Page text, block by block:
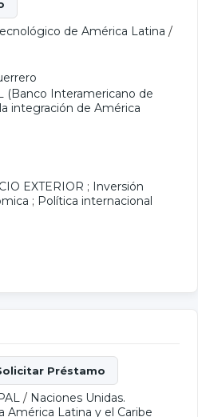
de América Latina /
(Banco Interamericano de
integración de América
EXTERIOR ; Inversión
; Política internacional
/ Naciones Unidas.
América Latina y el Caribe